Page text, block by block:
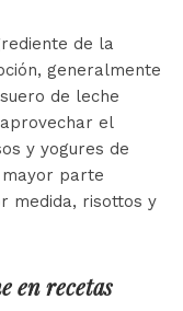
de la
generalmente
de leche
el
y yogures de
parte
medida, risottos y
en recetas